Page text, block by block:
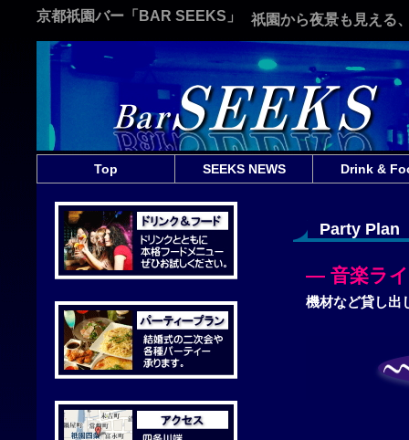
京都祇園バー「BAR SEEKS」 祇園から夜景も見える
Top SEEKS NEWS Drink &
Party Plan
— 音楽ラ
機材など貸し出